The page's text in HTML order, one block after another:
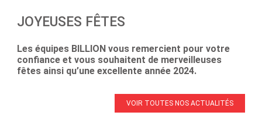
JOYEUSES FÊTES
Les équipes BILLION vous remercient pour votre
confiance et vous souhaitent de merveilleuses
fêtes ainsi qu’une excellente année 2024.
VOIR TOUTES NOS ACTUALITÉS